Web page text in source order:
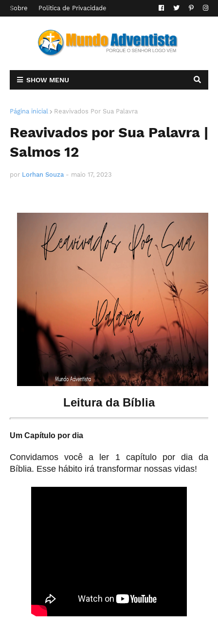
Sobre Politica de Privacidade
SHOW MENU
Página inicial Reavivados Por Sua Palavra
Reavivados por Sua Palavra |
Salmos 12
por Lorhan Souza - maio 17, 2023
Leitura da Bíblia
Um Capítulo por dia
Convidamos você a ler 1 capítulo por dia da
Bíblia. Esse hábito irá transformar nossas vidas!